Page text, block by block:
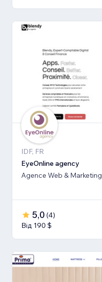
IDF, FR
EyeOnline agency
Agence Web &
5,0 (4)
Від 190 $